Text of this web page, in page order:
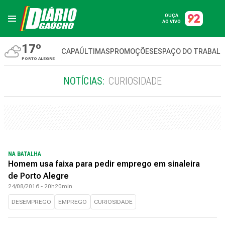
OUÇA
AO VIVO
17º
PORTO ALEGRE
CAPAÚLTIMASPROMOÇÕESESPAÇO DO
NOTÍCIAS: CURIOSIDADE
NA BATALHA
Homem usa faixa para pedir emprego em sinaleira
de Porto Alegre
24/08/2016 - 20h20min
DESEMPREGO EMPREGO CURIOSIDADE